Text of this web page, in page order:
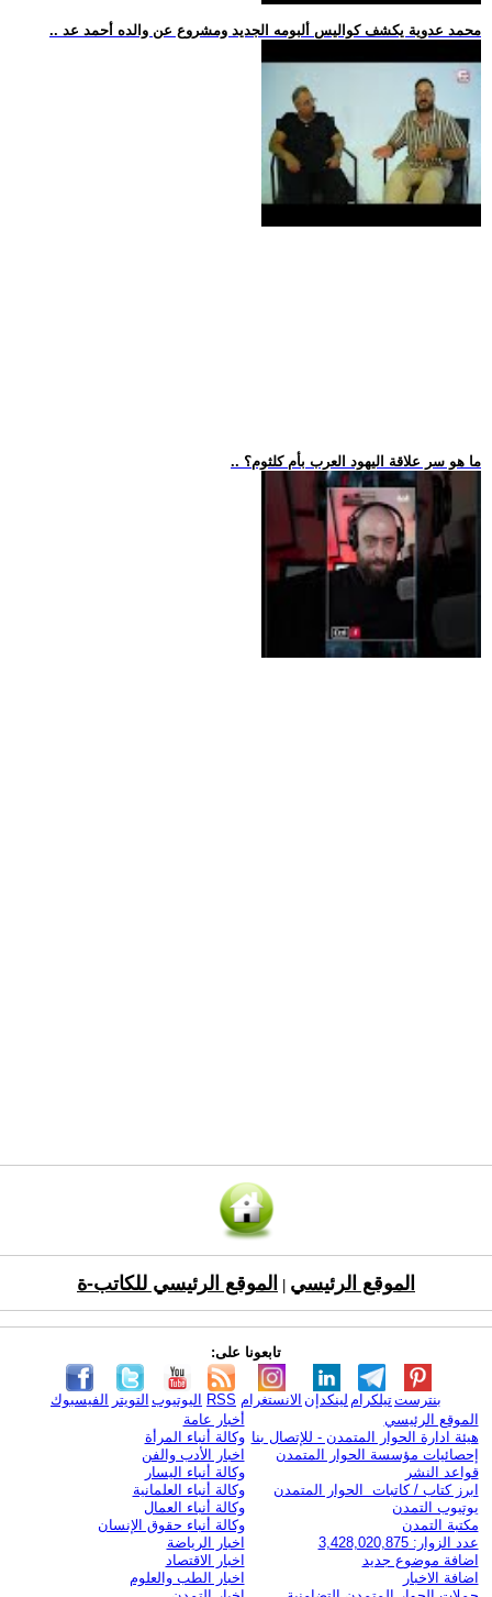
.. محمد عدوية يكشف كواليس ألبومه الجديد ومشروع عن والده أحمد عد
.. ما هو سر علاقة اليهود العرب بأم كلثوم؟
الموقع الرئيسي الموقع الرئيسي للكاتب-ة
تابعونا على:
الفيسبوك التويتر اليوتيوب RSS الانستغرام لينكدإن تيلكرامبنترست
الموقع الرئيسي
هيئة ادارة الحوار المتمدن - للإتصال بنا
إحصائيات مؤسسة الحوار المتمدن
قواعد النشر
ابرز كتاب / كاتبات الحوار المتمدن
يوتيوب التمدن
مكتبة التمدن
عدد الزوار: 3,428,020,875
اضافة موضوع جديد
اضافة الاخبار
أخبار عامة
وكالة أنباء المرأة
اخبار الأدب والفن
وكالة أنباء اليسار
وكالة أنباء العلمانية
وكالة أنباء العمال
وكالة أنباء حقوق الإنسان
اخبار الرياضة
اخبار الاقتصاد
اخبار الطب والعلوم